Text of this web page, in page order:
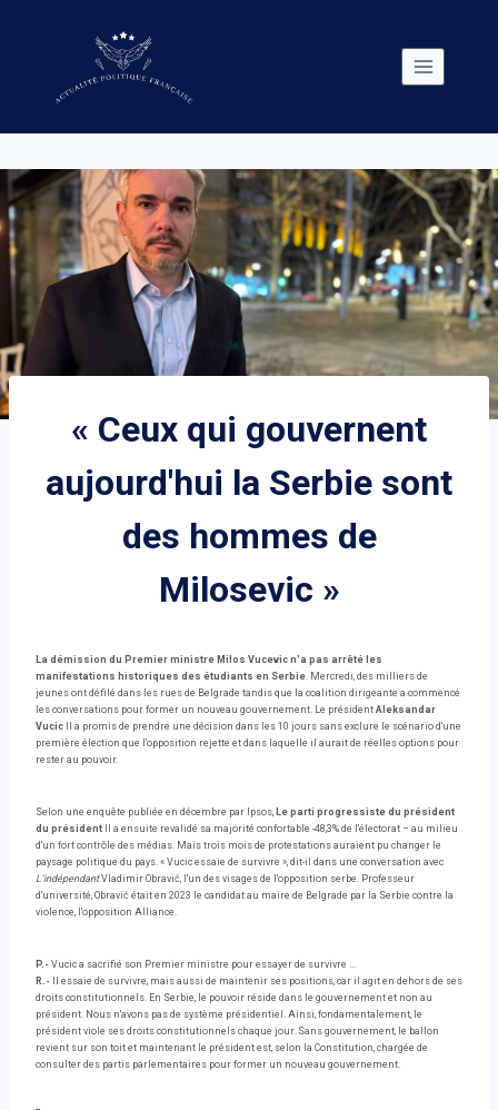
« Ceux qui gouvernent
aujourd'hui la Serbie sont
des hommes de
Milosevic »
La démission du Premier ministre Milos Vucevic n'a pas arrêté les
manifestations historiques des étudiants en Serbie. Mercredi, des milliers de
jeunes ont défilé dans les rues de Belgrade tandis que la coalition dirigeante a commencé
les conversations pour former un nouveau gouvernement. Le président Aleksandar
Vucic Il a promis de prendre une décision dans les 10 jours sans exclure le scénario d'une
première élection que l'opposition rejette et dans laquelle il aurait de réelles options pour
rester au pouvoir.
Selon une enquête publiée en décembre par Ipsos, Le parti progressiste du président
du président Il a ensuite revalidé sa majorité confortable -48,3% de l'électorat – au milieu
d'un fort contrôle des médias. Mais trois mois de protestations auraient pu changer le
paysage politique du pays. « Vucic essaie de survivre », dit-il dans une conversation avec
L'indépendantVladimir Obravić, l'un des visages de l'opposition serbe. Professeur
d'université, Obravić était en 2023 le candidat au maire de Belgrade par la Serbie contre la
violence, l'opposition Alliance.
P.- Vucic a sacrifié son Premier ministre pour essayer de survivre …
R.- Il essaie de survivre, mais aussi de maintenir ses positions, car il agit en dehors de ses
droits constitutionnels. En Serbie, le pouvoir réside dans le gouvernement et non au
président. Nous n'avons pas de système présidentiel. Ainsi, fondamentalement, le
président viole ses droits constitutionnels chaque jour. Sans gouvernement, le ballon
revient sur son toit et maintenant le président est, selon la Constitution, chargée de
consulter des partis parlementaires pour former un nouveau gouvernement.